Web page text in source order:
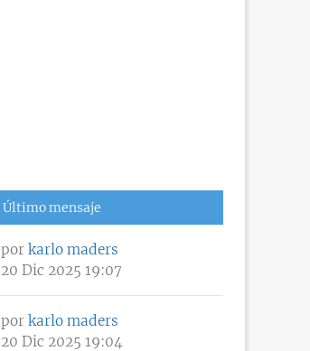
Último mensaje
por karlo maders
20 Dic 2025 19:07
por karlo maders
20 Dic 2025 19:04